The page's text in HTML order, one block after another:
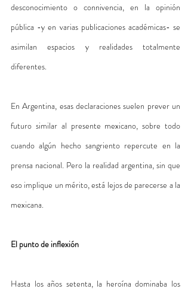
desconocimiento o connivencia, en la opinión
pública -y en varias publicaciones académicas- se
asimilan espacios y realidades totalmente
diferentes.
En Argentina, esas declaraciones suelen prever un
futuro similar al presente mexicano, sobre todo
cuando algún hecho sangriento repercute en la
prensa nacional. Pero la realidad argentina, sin que
eso implique un mérito, está lejos de parecerse a la
mexicana.
El punto de inflexión
Hasta los años setenta, la heroína dominaba los